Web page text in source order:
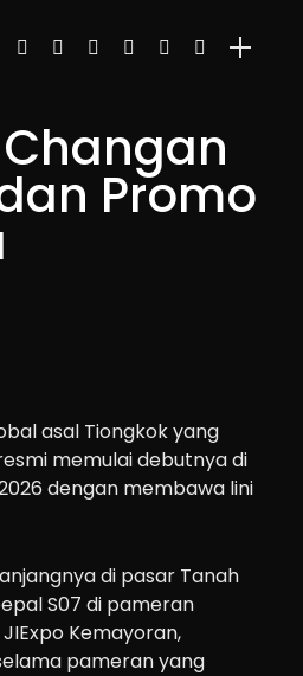
Changan
Promo
asal Tiongkok yang
memulai debutnya di
dengan membawa lini
di pasar Tanah
S07 di pameran
Kemayoran,
pameran yang